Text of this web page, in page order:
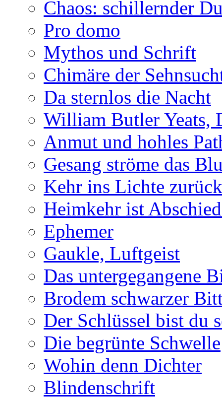
Chaos: schillernder
Pro domo
Mythos und Schrift
Chimäre der
Da sternlos die Nacht
William Butler Yeats,
Anmut und hohles
Gesang ströme das
Kehr ins Lichte zurück
Heimkehr ist
Ephemer
Gaukle, Luftgeist
Das untergegangene
Brodem schwarzer
Der Schlüssel bist du
Die begrünte Schwelle
Wohin denn Dichter
Blindenschrift